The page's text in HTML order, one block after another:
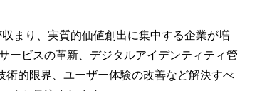
まり、実質的価値創出に集中する企業が増
ービスの革新、デジタルアイデンティティ管
的限界、ユーザー体験の改善など解決すべ